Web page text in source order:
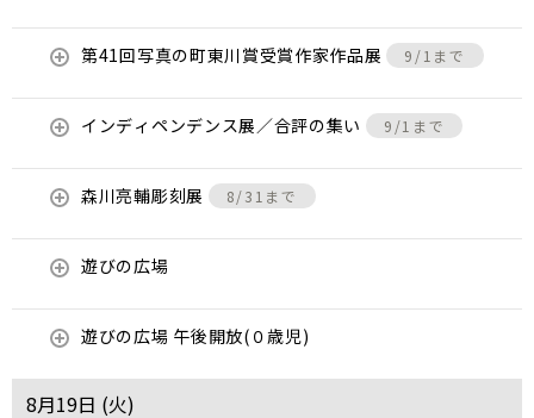
第41回写真の町東川賞受賞作家作品展 9/1まで
インディペンデンス展／合評の集い 9/1まで
森川亮輔彫刻展 8/31まで
遊びの広場
遊びの広場 午後開放(０歳児)
8月19日 (火)